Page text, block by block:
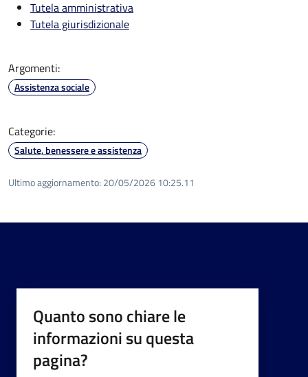
Tutela amministrativa
Tutela giurisdizionale
Argomenti:
Assistenza sociale
Categorie:
Salute, benessere e assistenza
Ultimo aggiornamento: 20/05/2026 10:25.11
Quanto sono chiare le
informazioni su questa
pagina?